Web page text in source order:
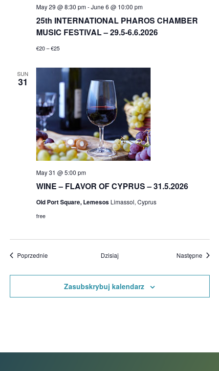
25th INTERNATIONAL PHAROS CHAMBER
MUSIC FESTIVAL – 29.5-6.6.2026
May 29 @ 8:30 pm-June 6 @ 10:00 pm
€20 – €25
SUN
31
WINE – FLAVOR OF CYPRUS – 31.5.2026
May 31 @ 5:00 pm
Old Port Square, Lemesos Limassol, Cyprus
free
PoprzednieWydarzenia Dzisiaj Następne
Zasubskrybuj kalendarz